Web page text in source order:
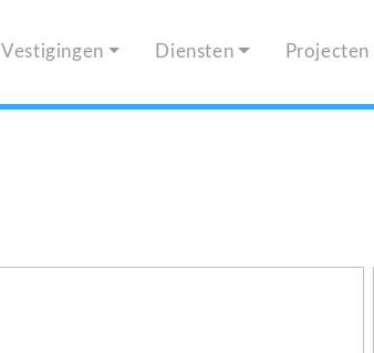
Vestigingen Diensten Projecten